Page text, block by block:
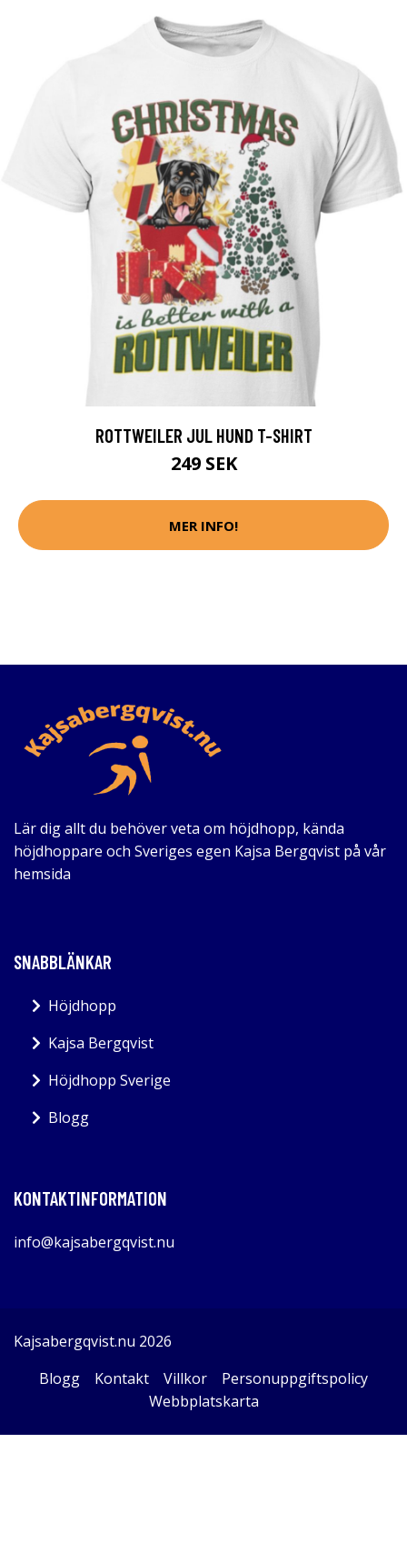
ROTTWEILER JUL HUND T-SHIRT
249 SEK
MER INFO!
Lär dig allt du behöver veta om höjdhopp, kända
höjdhoppare och Sveriges egen Kajsa Bergqvist på vår
hemsida
SNABBLÄNKAR
Höjdhopp
Kajsa Bergqvist
Höjdhopp Sverige
Blogg
KONTAKTINFORMATION
info@kajsabergqvist.nu
Kajsabergqvist.nu 2026
Blogg
Kontakt Villkor
Personuppgiftspolicy
Webbplatskarta